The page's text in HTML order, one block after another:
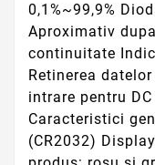
0,1%~99,9%
Aproximativ
continuitate
Retinerea
intrare pentru
Caracteristici
(CR2032)